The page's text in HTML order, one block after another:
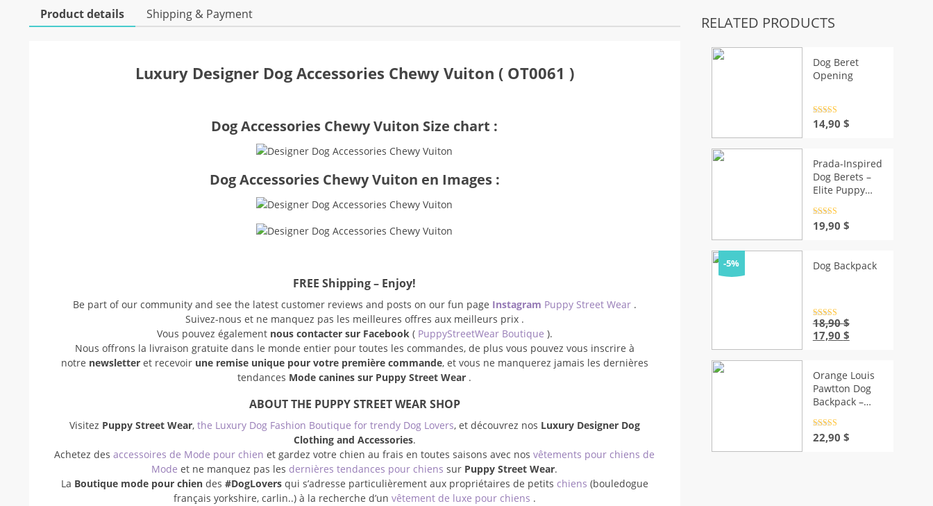
Product details Shipping & Payment
Luxury Designer Dog Accessories Chewy Vuiton ( OT0061 )
Dog Accessories Chewy Vuiton Size chart :
Dog Accessories Chewy Vuiton en Images :
FREE Shipping – Enjoy!
Be part of our community and see the latest customer reviews and posts on our fun page Instagram Puppy Street Wear .
Suivez-nous et ne manquez pas les meilleures offres aux meilleurs prix .
Vous pouvez également nous contacter sur Facebook( PuppyStreetWear Boutique ).
Nous offrons la livraison gratuite dans le monde entier pour toutes les commandes, de plus vous pouvez vous inscrire à
notre newsletteret recevoir une remise unique pour votre première commande, et vous ne manquerez jamais les dernières
tendances Mode canines sur Puppy Street Wear .
ABOUT THE PUPPY STREET WEAR SHOP
Visitez Puppy Street Wear, the Luxury Dog Fashion Boutique for trendy Dog Lovers, et découvrez nos Luxury Designer Dog
Clothing and Accessories.
Achetez desaccessoires de Mode pour chien et gardez votre chien au frais en toutes saisons avec nosvêtements pour chiens de
Modeet ne manquez pas les dernières tendances pour chiens sur Puppy Street Wear.
La Boutique mode pour chiendes #DogLoversqui s’adresse particulièrement aux propriétaires de petits chiens (bouledogue
français yorkshire, carlin..) à la recherche d’un vêtement de luxe pour chiens .
RELATED PRODUCTS
Dog Beret
Opening
out of 5
14,90 $
Prada-Inspired
Dog Berets –
Elite Puppy
out of 5
19,90 $
-5% Dog Backpack
Rated4.5
out of 5
18,90$
Original
18,90 $.
17,90 $Current
17,90 $.
Orange Louis
Pawtton Dog
Backpack –
Style
out of 5
22,90 $